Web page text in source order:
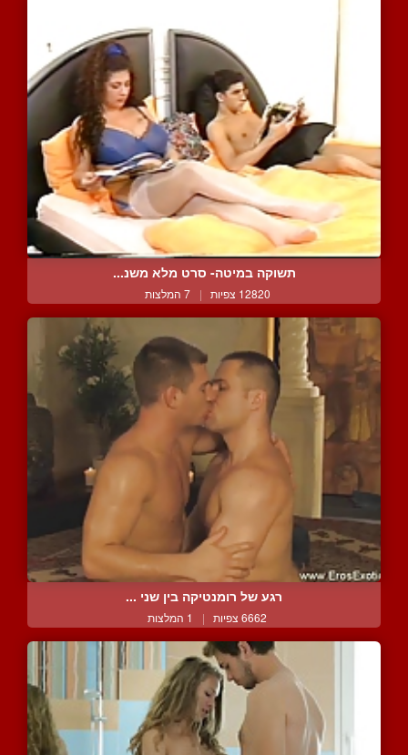
תשוקה במיטה- סרט מלא משנ...
12820 צפיות | 7 המלצות
רגע של רומנטיקה בין שני ...
6662 צפיות | 1 המלצות